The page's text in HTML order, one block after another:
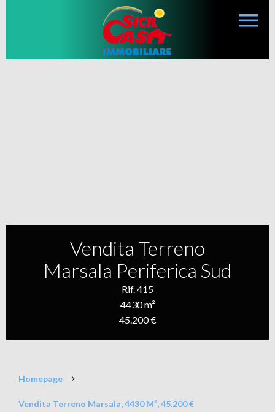
Vendita Terreno
Marsala Periferica Sud
Rif. 415
4430 m²
45.200 €
Homepage
Vendita Terreno Marsala, 4430 M², 45.200 €